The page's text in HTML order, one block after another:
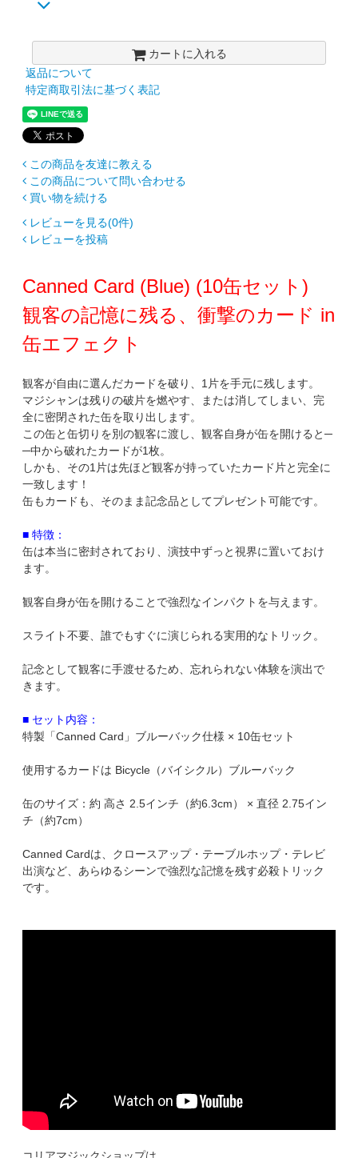
カートに入れる
返品について
特定商取引法に基づく表記
この商品を友達に教える
この商品について問い合わせる
買い物を続ける
レビューを見る(0件)
レビューを投稿
Canned Card (Blue) (10缶セット)
観客の記憶に残る、衝撃のカード in
缶エフェクト
観客が自由に選んだカードを破り、1片を手元に残します。
マジシャンは残りの破片を燃やす、または消してしまい、完
全に密閉された缶を取り出します。
この缶と缶切りを別の観客に渡し、観客自身が缶を開けると─
─中から破れたカードが1枚。
しかも、その1片は先ほど観客が持っていたカード片と完全に
一致します！
缶もカードも、そのまま記念品としてプレゼント可能です。
■ 特徴：
缶は本当に密封されており、演技中ずっと視界に置いておけ
ます。
観客自身が缶を開けることで強烈なインパクトを与えます。
スライト不要、誰でもすぐに演じられる実用的なトリック。
記念として観客に手渡せるため、忘れられない体験を演出で
きます。
■ セット内容：
特製「Canned Card」ブルーバック仕様 × 10缶セット
使用するカードは Bicycle（バイシクル）ブルーバック
缶のサイズ：約 高さ 2.5インチ（約6.3cm） × 直径 2.75イン
チ（約7cm）
Canned Cardは、クロースアップ・テーブルホップ・テレビ
出演など、あらゆるシーンで強烈な記憶を残す必殺トリック
です。